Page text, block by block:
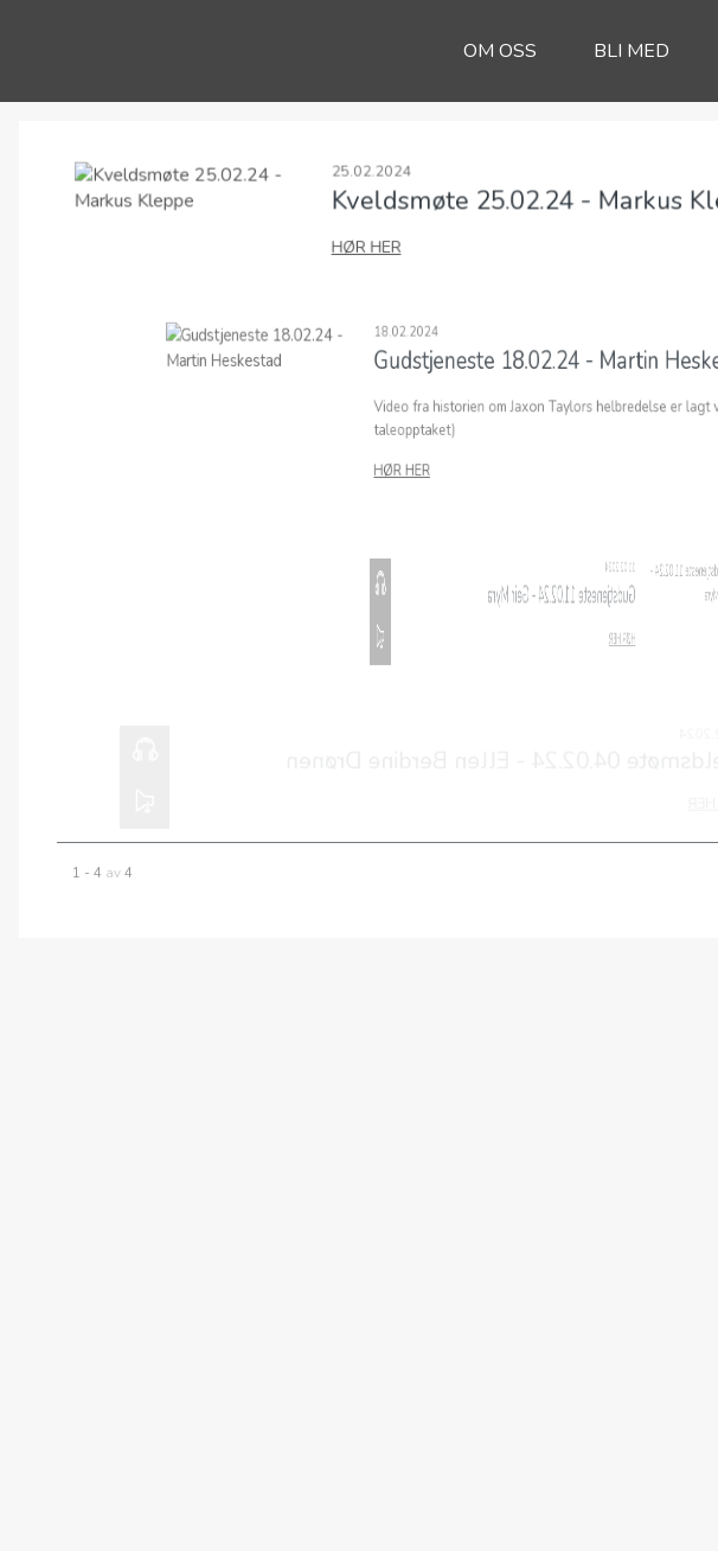
OM OSS BLI MED
25.02.2024
Kveldsmøte 25.02.24 - Markus
HØR HER
18.02.2024
Gudstjeneste 18.02.24 - Martin
00:00
Video fra historien om Jaxon Taylors helbredelse
taleopptaket)
HØR HER
Gudstjeneste 11.02.24 - Geir
HØR HER
1 - 4 av4